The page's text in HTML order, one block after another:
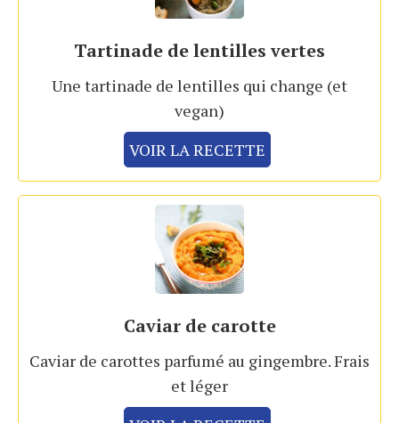
Tartinade de lentilles vertes
Une tartinade de lentilles qui change (et
vegan)
VOIR LA RECETTE
Caviar de carotte
Caviar de carottes parfumé au gingembre. Frais
et léger